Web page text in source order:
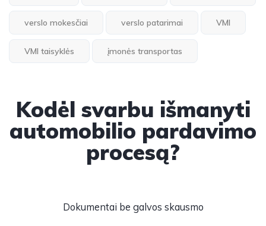
verslo mokesčiai verslo patarimai VMI
VMI taisyklės įmonės transportas
Kodėl svarbu išmanyti
automobilio pardavimo
procesą?
Dokumentai be galvos skausmo